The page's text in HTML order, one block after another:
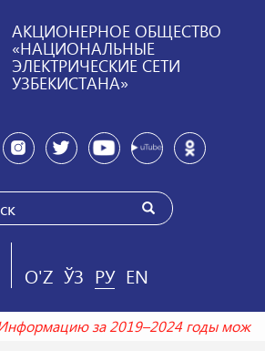
АКЦИОНЕРНОЕ ОБЩЕСТВО
«НАЦИОНАЛЬНЫЕ
ЭЛЕКТРИЧЕСКИЕ СЕТИ
УЗБЕКИСТАНА»
O'Z ЎЗ РУ EN
Информацию за 2019–2024 годы